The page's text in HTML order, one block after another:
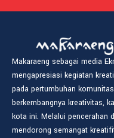
Makaraeng sebagai media
mengapresiasi kegiatan
pada pertumbuhan
berkembangnya kreativitas,
kota ini. Melalui pencerahan
mendorong semangat